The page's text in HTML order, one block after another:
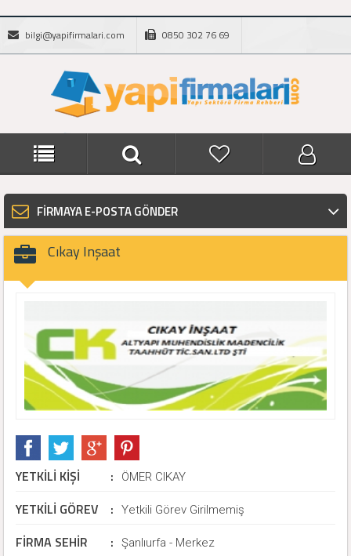
bilgi@yapifirmalari.com 0850 302 76 69
FİRMAYA E-POSTA GÖNDER
Cıkay Inşaat
YETKİLİ KİŞİ : ÖMER CIKAY
YETKİLİ GÖREV : Yetkili Görev Girilmemiş
FİRMA SEHİR : Şanlıurfa - Merkez